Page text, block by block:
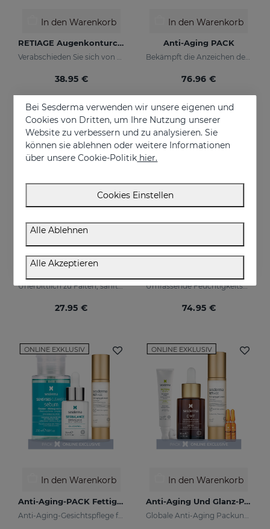
In den Warenkorb
RETIAGE Augenkonturcreme
Verabschieden Sie sich von Krähenfüßen!
38.95 €
In den Warenkorb
Anti-Aging PACK
Bekämpft die Anzeichen der Hautalterung
76.96 €
Unerbittlich zu Falten, sanft zu Ihrer Haut
27.95 €
ONLINE EXKLUSIV
Umfassende Feuchtigkeitspflege, Leuchtkraft und Anti-Ageing-Kur.
74.95 €
ONLINE EXKLUSIV
In den Warenkorb
Anti-Aging-PACK Fettige Haut
ONLINE EXKLUSIV
In den Warenkorb
Anti-Aging Und Glanz-PACK
Bei Sesderma verwenden wir unsere eigenen und
Cookies von Dritten, um Ihre Nutzung unserer
Website zu verbessern und zu analysieren. Sie
können sie ablehnen oder weitere Informationen
über unsere Cookie-Politik hier.
Cookies Einstellen
Alle Ablehnen
Alle Akzeptieren